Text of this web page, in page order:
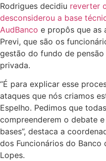
Rodrigues decidiu reverter
desconsiderou a base
AudBanco e propôs que as
Previ, que são os
gestão do fundo de
privada.
“É para explicar esse
ataques que nós criamos
Espelho. Pedimos que
compreenderem o debate
bases”, destaca a
dos Funcionários do Banco
Lopes.